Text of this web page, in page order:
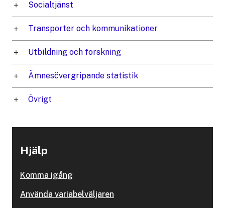
Socialtjänst
Transporter och kommunikationer
Utbildning och forskning
Ämnesövergripande statistik
Övrigt
Hjälp
Komma igång
Använda variabelväljaren